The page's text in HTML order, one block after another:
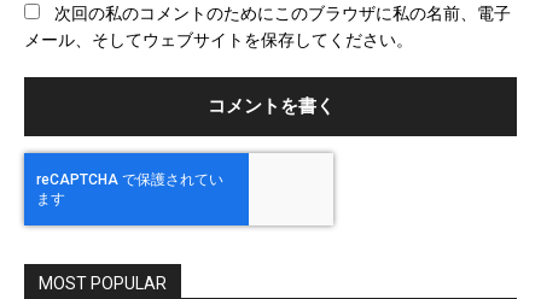
次回の私のコメントのためにこのブラウザに私の名前、電子
メール、そしてウェブサイトを保存してください。
MOST POPULAR